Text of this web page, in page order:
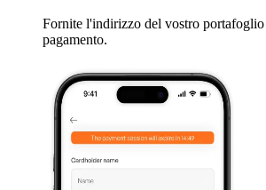
Fornite l'indirizzo del vostro
pagamento.